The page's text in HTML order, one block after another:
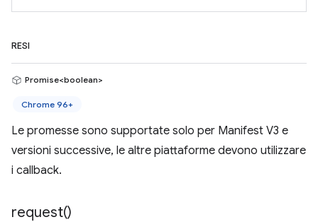
RESI
Promise<boolean>
Chrome 96+
Le promesse sono supportate solo per Manifest V3 e
versioni successive, le altre piattaforme devono utilizzare
i callback.
request()